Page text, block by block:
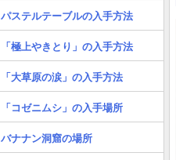
パステルテーブルの入手方法
「極上やきとり」の入手方法
「大草原の涙」の入手方法
「コゼニムシ」の入手場所
バナナン洞窟の場所